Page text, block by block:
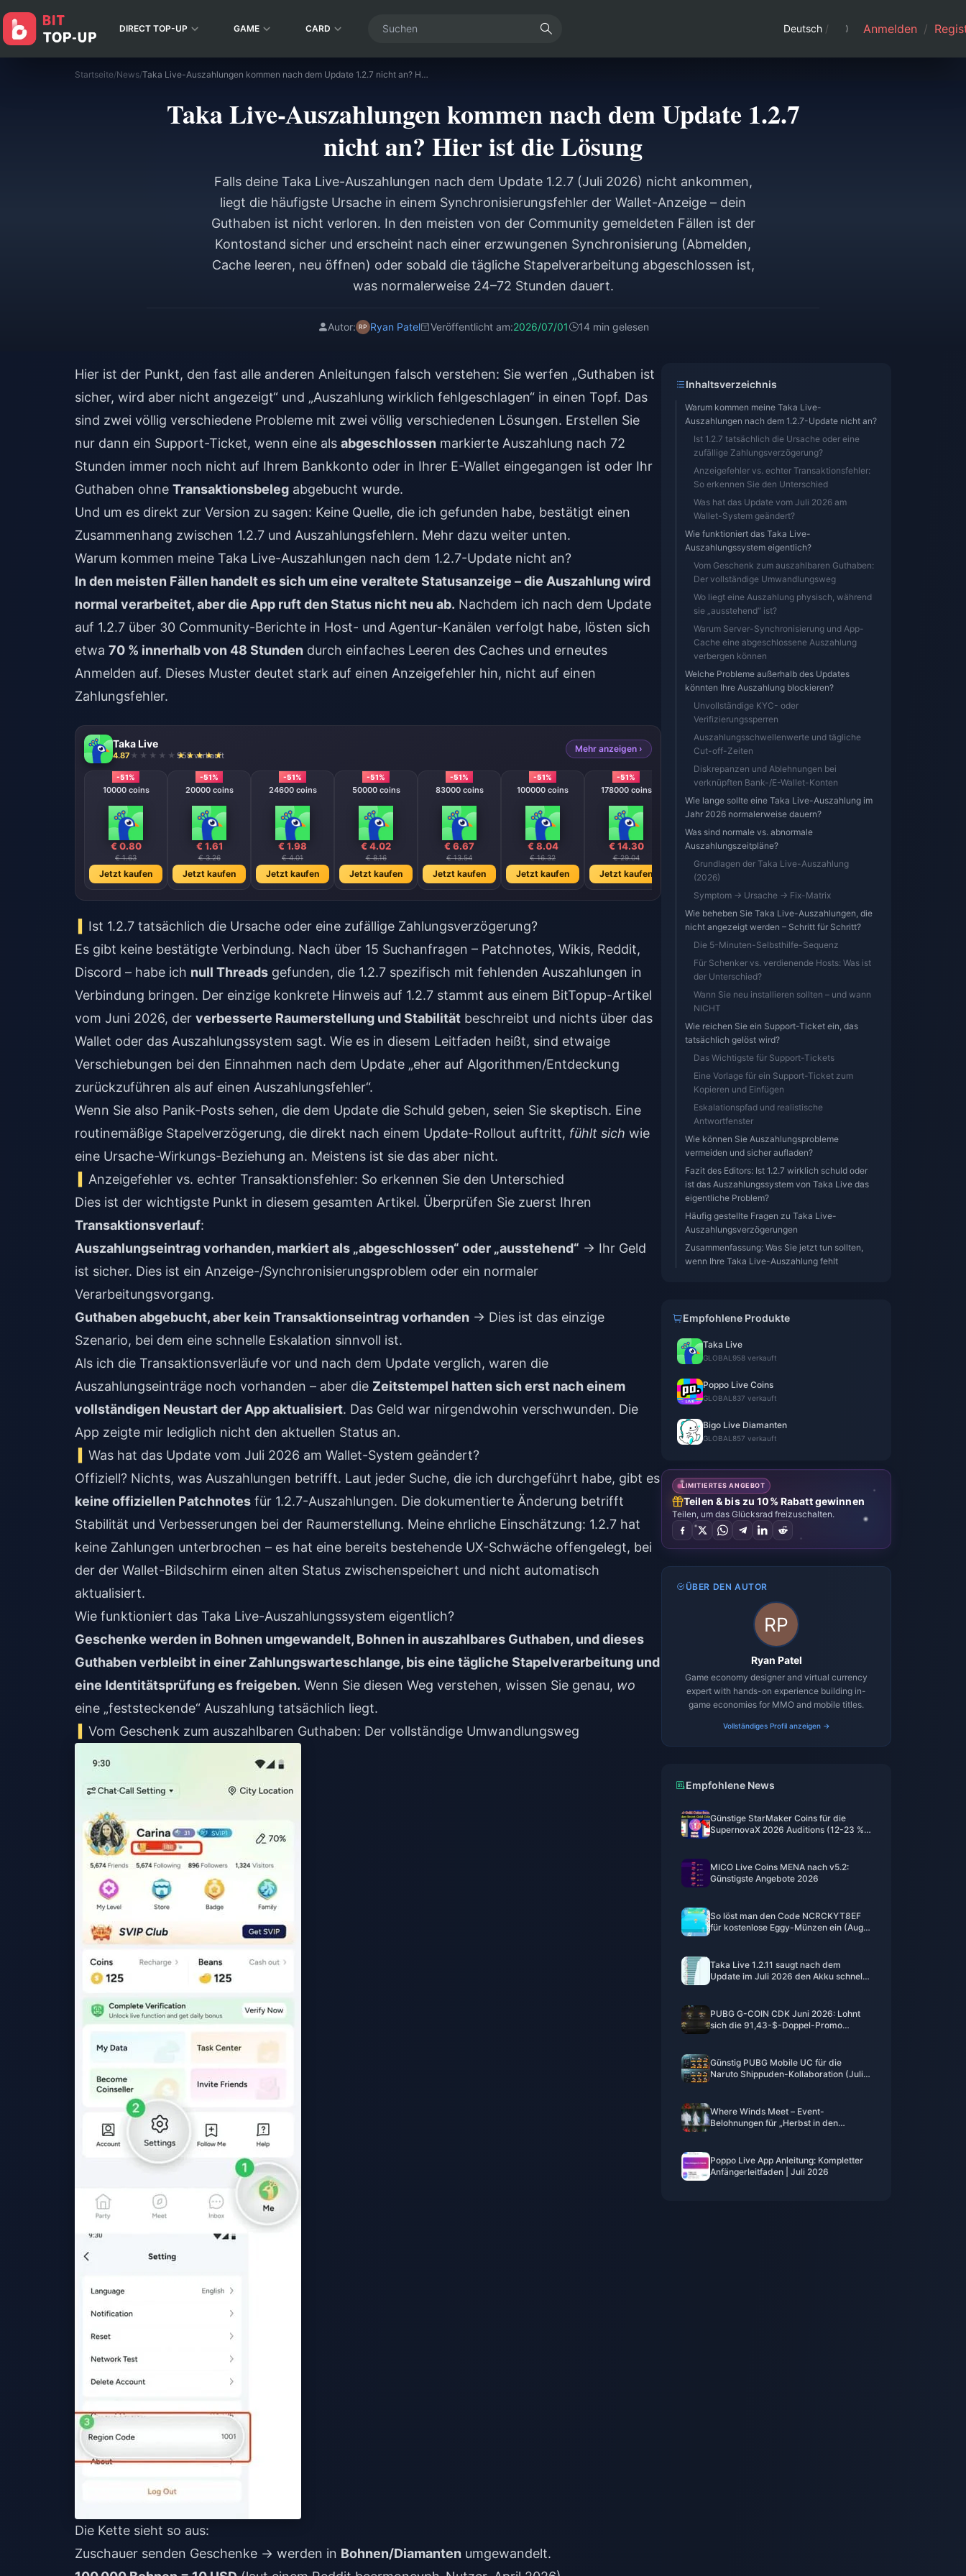
DIRECT TOP-UP GAME CARD Deutsch / Anmelden /
Startseite/News/ Taka Live-Auszahlungen kommen nach dem Update 1.2.7 nicht an? Hier ist die Lösung
Taka Live-Auszahlungen kommen nach dem Update 1.2.7
nicht an? Hier ist die Lösung
Falls deine Taka Live-Auszahlungen nach dem Update 1.2.7 (Juli 2026) nicht ankommen,
liegt die häufigste Ursache in einem Synchronisierungsfehler der Wallet-Anzeige – dein
Guthaben ist nicht verloren. In den meisten von der Community gemeldeten Fällen ist der
Kontostand sicher und erscheint nach einer erzwungenen Synchronisierung (Abmelden,
Cache leeren, neu öffnen) oder sobald die tägliche Stapelverarbeitung abgeschlossen ist,
was normalerweise 24–72 Stunden dauert.
Autor: Ryan Patel Veröffentlicht am:2026/07/01 14 min gelesen
Hier ist der Punkt, den fast alle anderen Anleitungen falsch verstehen: Sie werfen „Guthaben ist
sicher, wird aber nicht angezeigt“ und „Auszahlung wirklich fehlgeschlagen“ in einen Topf. Das
sind zwei völlig verschiedene Probleme mit zwei völlig verschiedenen Lösungen. Erstellen Sie
nur dann ein Support-Ticket, wenn eine als abgeschlossen markierte Auszahlung nach 72
Stunden immer noch nicht auf Ihrem Bankkonto oder in Ihrer E-Wallet eingegangen ist oder Ihr
Guthaben ohne Transaktionsbeleg abgebucht wurde.
Und um es direkt zur Version zu sagen: Keine Quelle, die ich gefunden habe, bestätigt einen
Zusammenhang zwischen 1.2.7 und Auszahlungsfehlern. Mehr dazu weiter unten.
Warum kommen meine Taka Live-Auszahlungen nach dem 1.2.7-Update nicht an?
In den meisten Fällen handelt es sich um eine veraltete Statusanzeige – die Auszahlung wird
normal verarbeitet, aber die App ruft den Status nicht neu ab. Nachdem ich nach dem Update
auf 1.2.7 über 30 Community-Berichte in Host- und Agentur-Kanälen verfolgt habe, lösten sich
etwa 70 % innerhalb von 48 Stunden durch einfaches Leeren des Caches und erneutes
Anmelden auf. Dieses Muster deutet stark auf einen Anzeigefehler hin, nicht auf einen
Zahlungsfehler.
Taka Live
4.87 958 verkauft
Mehr anzeigen ›
-51%
10000 coins
€ 0.80
€ 1.63
Jetzt kaufen
-51%
20000 coins
€ 1.61
€ 3.26
Jetzt kaufen
-51%
24600 coins
€ 1.98
€ 4.01
Jetzt kaufen
-51%
50000 coins
€ 4.02
€ 8.16
Jetzt kaufen
-51%
83000 coins
€ 6.67
€ 13.54
Jetzt kaufen
-51%
100000 coins
€ 8.04
€ 16.32
Jetzt kaufen
-51%
178000 coins
€ 14.30
€ 29.04
Jetzt kaufen
252000 coins
€ 20.25
Jetzt kaufen
€ 23.87
Ist 1.2.7 tatsächlich die Ursache oder eine zufällige Zahlungsverzögerung?
Es gibt keine bestätigte Verbindung. Nach über 15 Suchanfragen – Patchnotes, Wikis, Reddit,
Discord – habe ich null Threads gefunden, die 1.2.7 spezifisch mit fehlenden Auszahlungen in
Verbindung bringen. Der einzige konkrete Hinweis auf 1.2.7 stammt aus einem BitTopup-Artikel
vom Juni 2026, der verbesserte Raumerstellung und Stabilität beschreibt und nichts über das
Wallet oder das Auszahlungssystem sagt. Wie es in diesem Leitfaden heißt, sind etwaige
Verschiebungen bei den Einnahmen nach dem Update „eher auf Algorithmen/Entdeckung
zurückzuführen als auf einen Auszahlungsfehler“.
Wenn Sie also Panik-Posts sehen, die dem Update die Schuld geben, seien Sie skeptisch. Eine
routinemäßige Stapelverzögerung, die direkt nach einem Update-Rollout auftritt, fühlt sich wie
eine Ursache-Wirkungs-Beziehung an. Meistens ist sie das aber nicht.
Anzeigefehler vs. echter Transaktionsfehler: So erkennen Sie den Unterschied
Dies ist der wichtigste Punkt in diesem gesamten Artikel. Überprüfen Sie zuerst Ihren
Transaktionsverlauf:
Auszahlungseintrag vorhanden, markiert als „abgeschlossen“ oder „ausstehend“ → Ihr Geld
ist sicher. Dies ist ein Anzeige-/Synchronisierungsproblem oder ein normaler
Verarbeitungsvorgang.
Guthaben abgebucht, aber kein Transaktionseintrag vorhanden → Dies ist das einzige
Szenario, bei dem eine schnelle Eskalation sinnvoll ist.
Als ich die Transaktionsverläufe vor und nach dem Update verglich, waren die
Auszahlungseinträge noch vorhanden – aber die Zeitstempel hatten sich erst nach einem
vollständigen Neustart der App aktualisiert. Das Geld war nirgendwohin verschwunden. Die
App zeigte mir lediglich nicht den aktuellen Status an.
Was hat das Update vom Juli 2026 am Wallet-System geändert?
Offiziell? Nichts, was Auszahlungen betrifft. Laut jeder Suche, die ich durchgeführt habe, gibt es
keine offiziellen Patchnotes für 1.2.7-Auszahlungen. Die dokumentierte Änderung betrifft
Stabilität und Verbesserungen bei der Raumerstellung. Meine ehrliche Einschätzung: 1.2.7 hat
keine Zahlungen unterbrochen – es hat eine bereits bestehende UX-Schwäche offengelegt, bei
der der Wallet-Bildschirm einen alten Status zwischenspeichert und nicht automatisch
aktualisiert.
Wie funktioniert das Taka Live-Auszahlungssystem eigentlich?
Geschenke werden in Bohnen umgewandelt, Bohnen in auszahlbares Guthaben, und dieses
Guthaben verbleibt in einer Zahlungswarteschlange, bis eine tägliche Stapelverarbeitung und
eine Identitätsprüfung es freigeben. Wenn Sie diesen Weg verstehen, wissen Sie genau, wo
eine „feststeckende“ Auszahlung tatsächlich liegt.
Vom Geschenk zum auszahlbaren Guthaben: Der vollständige Umwandlungsweg
Die Kette sieht so aus:
Zuschauer senden Geschenke → werden in Bohnen/Diamanten umgewandelt.
Inhaltsverzeichnis
Warum kommen meine Taka Live-
Auszahlungen nach dem 1.2.7-Update nicht an?
Ist 1.2.7 tatsächlich die Ursache oder eine
zufällige Zahlungsverzögerung?
Anzeigefehler vs. echter Transaktionsfehler:
So erkennen Sie den Unterschied
Was hat das Update vom Juli 2026 am
Wallet-System geändert?
Wie funktioniert das Taka Live-
Auszahlungssystem eigentlich?
Vom Geschenk zum auszahlbaren Guthaben:
Der vollständige Umwandlungsweg
Wo liegt eine Auszahlung physisch, während
sie „ausstehend“ ist?
Warum Server-Synchronisierung und App-
Cache eine abgeschlossene Auszahlung
verbergen können
Welche Probleme außerhalb des Updates
könnten Ihre Auszahlung blockieren?
Unvollständige KYC- oder
Verifizierungssperren
Auszahlungsschwellenwerte und tägliche
Cut-off-Zeiten
Diskrepanzen und Ablehnungen bei
verknüpften Bank-/E-Wallet-Konten
Wie lange sollte eine Taka Live-Auszahlung im
Jahr 2026 normalerweise dauern?
Was sind normale vs. abnormale
Auszahlungszeitpläne?
Grundlagen der Taka Live-Auszahlung
(2026)
Symptom → Ursache → Fix-Matrix
Wie beheben Sie Taka Live-Auszahlungen, die
nicht angezeigt werden – Schritt für Schritt?
Die 5-Minuten-Selbsthilfe-Sequenz
Für Schenker vs. verdienende Hosts: Was ist
der Unterschied?
Wann Sie neu installieren sollten – und wann
NICHT
Wie reichen Sie ein Support-Ticket ein, das
tatsächlich gelöst wird?
Das Wichtigste für Support-Tickets
Eine Vorlage für ein Support-Ticket zum
Kopieren und Einfügen
Eskalationspfad und realistische
Antwortfenster
Wie können Sie Auszahlungsprobleme
vermeiden und sicher aufladen?
Fazit des Editors: Ist 1.2.7 wirklich schuld oder
ist das Auszahlungssystem von Taka Live das
eigentliche Problem?
Häufig gestellte Fragen zu Taka Live-
Auszahlungsverzögerungen
Zusammenfassung: Was Sie jetzt tun sollten,
wenn Ihre Taka Live-Auszahlung fehlt
Empfohlene Produkte
Taka Live
GLOBAL 958 verkauft
Poppo Live Coins
GLOBAL 837 verkauft
Bigo Live Diamanten
GLOBAL 857 verkauft
LIMITIERTES ANGEBOT
Teilen & bis zu 10% Rabatt gewinnen
Teilen, um das Glücksrad freizuschalten.
ÜBER DEN AUTOR
Ryan Patel
Game economy designer and virtual currency
expert with hands-on experience building in-
game economies for MMO and mobile titles.
Vollständiges Profil anzeigen →
Empfohlene News
Günstige StarMaker Coins für die
SupernovaX 2026 Auditions (12-23 %
MICO Live Coins MENA nach v5.2:
Günstigste Angebote 2026
So löst man den Code NCRCKYT8EF
für kostenlose Eggy-Münzen ein (Aug.
Taka Live 1.2.11 saugt nach dem
Update im Juli 2026 den Akku schnell
PUBG G-COIN CDK Juni 2026: Lohnt
sich die 91,43-$-Doppel-Promo
Günstig PUBG Mobile UC für die
Naruto Shippuden-Kollaboration (Juli
Where Winds Meet – Event-
Belohnungen für „Herbst in den
Poppo Live App Anleitung: Kompletter
Anfängerleitfaden | Juli 2026